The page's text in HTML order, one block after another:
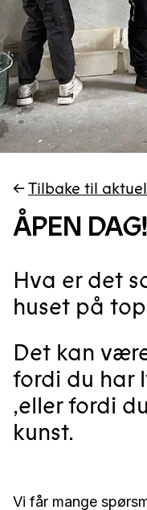
←Tilbake til
ÅPEN DAG!
Hva er det
huset på
Det kan
fordi du har
,eller fordi
kunst.
Vi får mange